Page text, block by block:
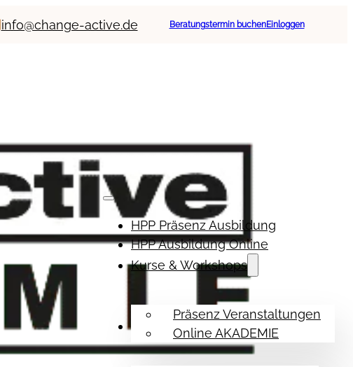
info@change-active.de Beratungstermin buchenEinloggen
HPP Präsenz Ausbildung
HPP Ausbildung Online
Kurse & Workshops
Präsenz Veranstaltungen
Online AKADEMIE
Hilfe Themen